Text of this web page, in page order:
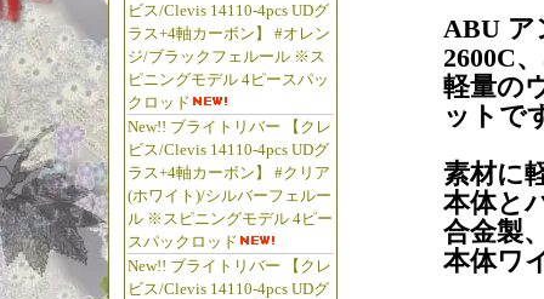
ビス/Clevis 14110-4pcs UDグ
ラス+4軸カーボン】 #オレン
ジ/ブラックフェルール ※ス
ピニングモデル 4ピースパッ
クロッド
New!! ブライトリバー 【クレ
ビス/Clevis 14110-4pcs UDグ
ラス+4軸カーボン】 #クリア
(ホワイト)/シルバーフェルー
ル ※スピニングモデル 4ピー
スパックロッド
New!! ブライトリバー 【クレ
ビス/Clevis 14110-4pcs UDグ
ABU ア
2600C
軽量の
ットで
素材に
本体と
合金製
本体ワ